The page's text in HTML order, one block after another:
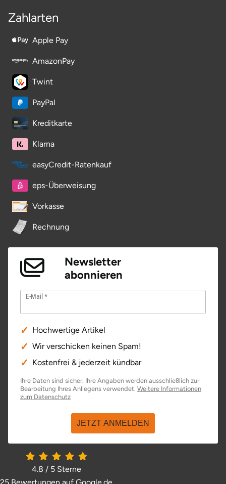
Zahlarten
Apple Pay
AmazonPay
Twint
PayPal
Kreditkarte
Klarna
easyCredit-Ratenkauf
eps-Überweisung
Vorkasse
Rechnung
Newsletter
abonnieren
E-Mail
Hochwertige Artikel
Wir verschicken keinen Spam!
Kostenfrei & jederzeit kündbar
Ihre Daten sind sicher. Ihre Angaben werden ausschließlich zur
Bearbeitung Ihres Anliegens verwendet. Weitere Informationen
zum Datenschutzöffnet in neuem Fenster
JETZT ANMELDEN
4.8 / 5Sterne